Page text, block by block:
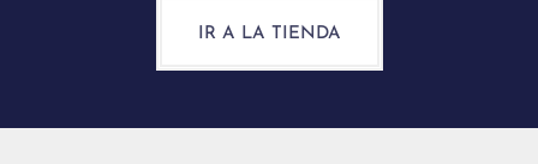
IR A LA TIENDA